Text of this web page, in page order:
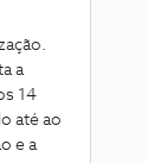
a
14
até ao
e a